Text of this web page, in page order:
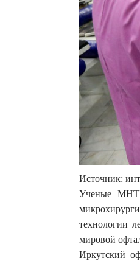
Источник:
Ученые
технологии
мировой
Иркутский